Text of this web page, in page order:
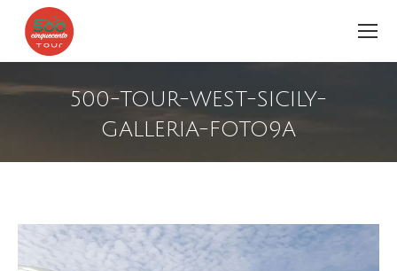
500-TOUR-WEST-SICILY-
GALLERIA-FOTO9A